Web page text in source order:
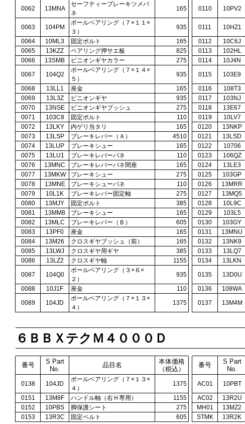
0062
13MNA
セーフティーブレーキツメバ
ネ
165 0110 10PV2
0063 104PM
ボールベアリング（７×１１×
３）
935 0111 10HZ1
0064
10ML3 固定ボルト 165 0112 10C6J
0065
13KZZ ベアリング押サエ板 825 0113 102HL
0066
13SMB ピニオンギヤカラー 275 0114 10J4N
0067
104Q2
ボールベアリング（７×１４×
５）
935 0115 103E9
0068
13LL1 座金 165 0116 108T3
0069
13L3Z ピニオンギヤ 935 0117 103NJ
0070
13NSE ピニオンギヤブッシュ 275 0118 13E67
0071
103C8 固定ボルト 110 0119 10LV7
0072
13LKY 内ゲリ当タリ 165 0120 13NKP
0073
13LSP ブレーキレバー（Ａ） 4510 0121 13LSD
0074
13LUP ブレーキシュー 165 0122 10706
0075
13LU1 ブレーキレバーバネ 110 0123 106QZ
0076
13MNC ブレーキレバーバネ間座 165 0124 13LE3
0077
13MKW ブレーキシュー 275 0125 103GP
0078
13MNE ブレーキシューバネ 110 0126 13MRR
0079
10L1K ブレーキレバー固定軸 275 0127 13MQ5
0080
13MJY 固定ボルト 385 0128 10L9C
0081
13MM8 ブレーキシュー 165 0129 103L5
0082
13MLC ブレーキレバー（Ｂ） 605 0130 103GY
0083
13PF0 座金 165 0131 13MNU
0084
13M26 クロスギヤブッシュ（前） 165 0132 13NK9
0085
13LWJ クロスギヤ用ギヤ 385 0133 13LQ7
0086
13LZ2 クロスギヤ軸 1155 0134 13LKN
0087
104Q0
ボールベアリング（３×６×
２）
935 0135 13D0U
0088
10J1F 座金 110 0136 108WA
0089
104JD
ボールベアリング（７×１３×
４）
1375 0137 13M4M
６ＢＢＸテクＭ４０００Ｄ
番号
S Part
No.
品目名
本体価格
（税込）
番号
S Part
No.
0138 104JD
ボールベアリング（７×１３×
４）
1375 AC01 10PBT
0151
13M8F ハンドル軸（右Ｈ専用） 1155 AC02 13R2U
0152
10PBS 脚保護シート 275 MH01 13MZ2
0153
13R3C 固定ベルト 605 STMK 13R2K